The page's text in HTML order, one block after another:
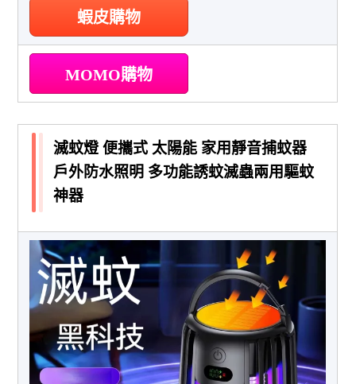
蝦皮購物
MOMO購物
滅蚊燈 便攜式 太陽能 家用靜音捕蚊器
戶外防水照明 多功能誘蚊滅蟲兩用驅蚊
神器